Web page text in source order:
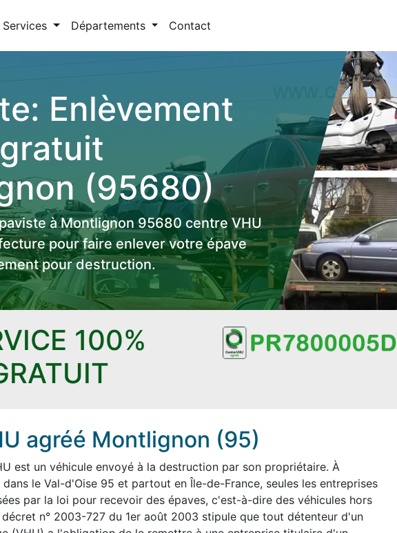
Services Départements Contact
Enlèvement
(95680)
à Montlignon 95680 centre VHU
pour faire enlever votre épave
pour destruction.
100%
agréé Montlignon (95)
est un véhicule envoyé à la destruction par son propriétaire. À
le Val-d'Oise 95 et partout en Île-de-France, seules les entreprises
par la loi pour recevoir des épaves, c'est-à-dire des véhicules hors
n° 2003-727 du 1er août 2003 stipule que tout détenteur d'un